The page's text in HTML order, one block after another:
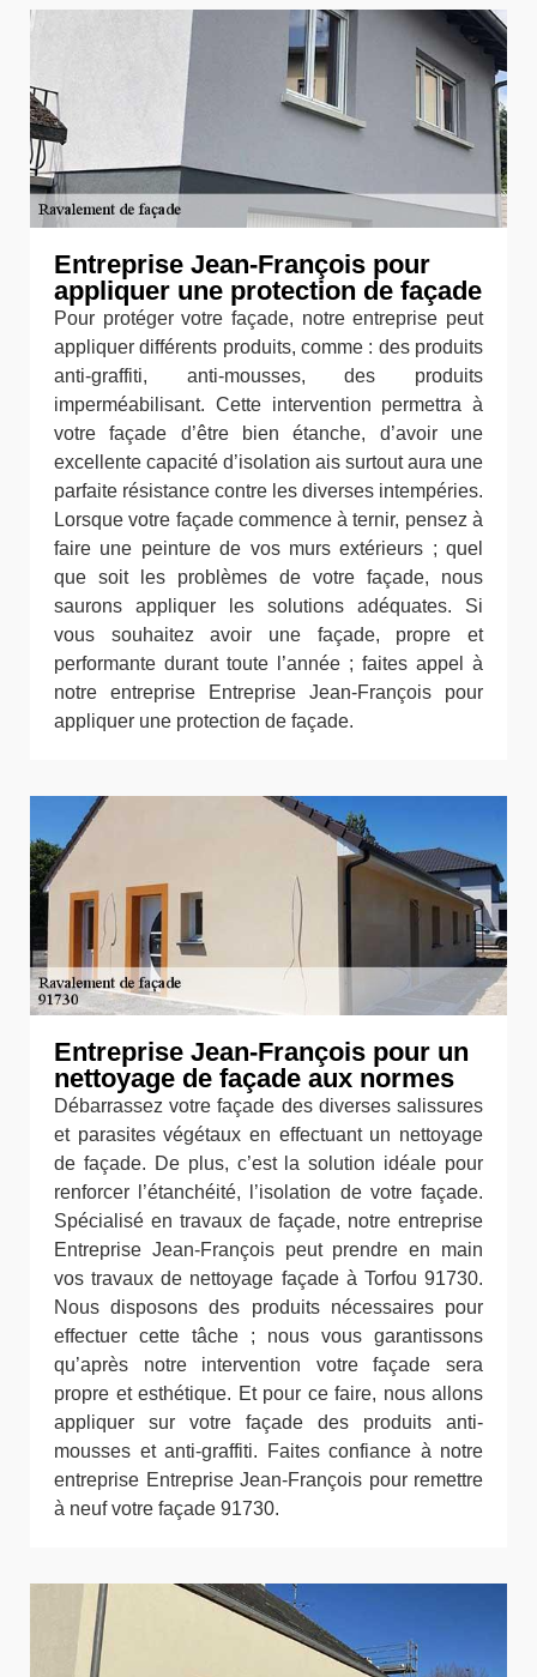
Entreprise Jean-François pour
appliquer une protection de façade
Pour protéger votre façade, notre entreprise peut
appliquer différents produits, comme : des produits
anti-graffiti, anti-mousses, des produits
imperméabilisant. Cette intervention permettra à
votre façade d’être bien étanche, d’avoir une
excellente capacité d’isolation ais surtout aura une
parfaite résistance contre les diverses intempéries.
Lorsque votre façade commence à ternir, pensez à
faire une peinture de vos murs extérieurs ; quel
que soit les problèmes de votre façade, nous
saurons appliquer les solutions adéquates. Si
vous souhaitez avoir une façade, propre et
performante durant toute l’année ; faites appel à
notre entreprise Entreprise Jean-François pour
appliquer une protection de façade.
Entreprise Jean-François pour un
nettoyage de façade aux normes
Débarrassez votre façade des diverses salissures
et parasites végétaux en effectuant un nettoyage
de façade. De plus, c’est la solution idéale pour
renforcer l’étanchéité, l’isolation de votre façade.
Spécialisé en travaux de façade, notre entreprise
Entreprise Jean-François peut prendre en main
vos travaux de nettoyage façade à Torfou 91730.
Nous disposons des produits nécessaires pour
effectuer cette tâche ; nous vous garantissons
qu’après notre intervention votre façade sera
propre et esthétique. Et pour ce faire, nous allons
appliquer sur votre façade des produits anti-
mousses et anti-graffiti. Faites confiance à notre
entreprise Entreprise Jean-François pour remettre
à neuf votre façade 91730.